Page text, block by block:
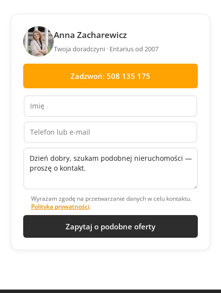
Anna Zacharewicz
Twoja doradczyni · Entarius od 2007
Zadzwoń: 508 135 175
Wyrażam zgodę na przetwarzanie danych w celu kontaktu.
Polityka prywatności.
Zapytaj o podobne oferty